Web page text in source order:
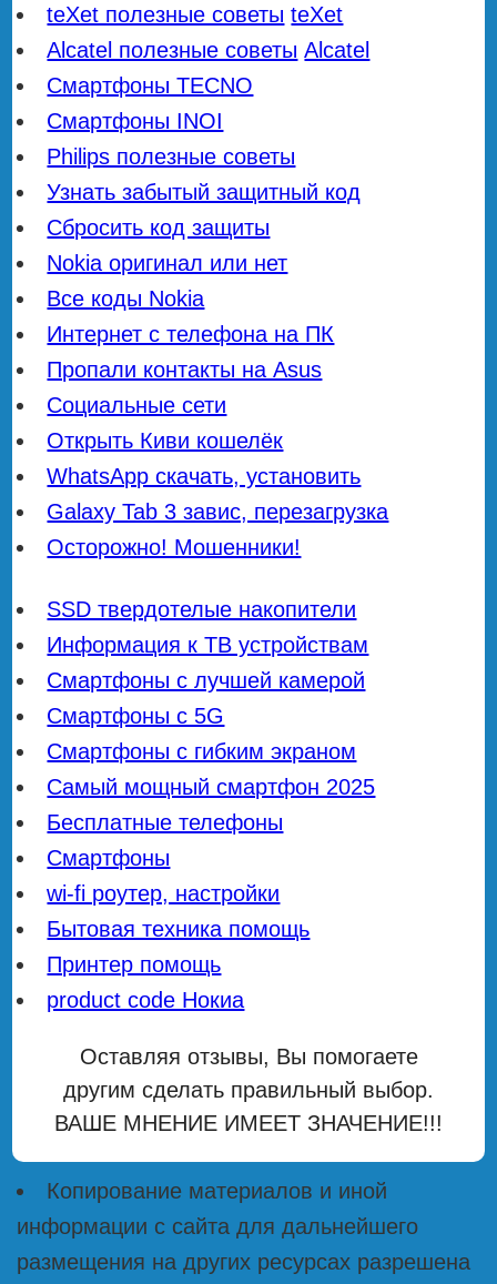
teXet полезные советы teXet
Alcatel полезные советы Alcatel
Смартфоны TECNO
Смартфоны INOI
Philips полезные советы
Узнать забытый защитный код
Сбросить код защиты
Nokia оригинал или нет
Все коды Nokia
Интернет с телефона на ПК
Пропали контакты на Asus
Социальные сети
Открыть Киви кошелёк
WhatsApp скачать, установить
Galaxy Tab 3 завис, перезагрузка
Осторожно! Мошенники!
SSD твердотелые накопители
Информация к ТВ устройствам
Смартфоны с лучшей камерой
Смартфоны с 5G
Смартфоны с гибким экраном
Самый мощный смартфон 2025
Бесплатные телефоны
Смартфоны
wi-fi роутер, настройки
Бытовая техника помощь
Принтер помощь
product code Нокиа
Оставляя отзывы, Вы помогаете
другим сделать правильный выбор.
ВАШЕ МНЕНИЕ ИМЕЕТ ЗНАЧЕНИЕ!!!
Копирование материалов и иной
информации с сайта для дальнейшего
размещения на других ресурсах разрешена